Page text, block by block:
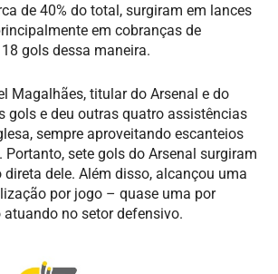
de 40% do total, surgiram em lances
em cobranças de
gols dessa maneira.
Magalhães, titular do Arsenal e do
gols e deu outras quatro assistências
sempre aproveitando escanteios
sete gols do Arsenal surgiram
dele. Além disso, alcançou uma
por jogo – quase uma por
no setor defensivo.